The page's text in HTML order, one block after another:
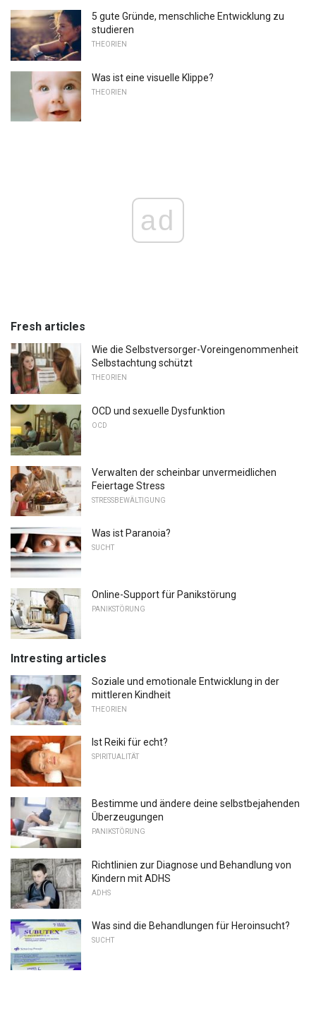
5 gute Gründe, menschliche Entwicklung zu
studieren
THEORIEN
Was ist eine visuelle Klippe?
THEORIEN
ad
Fresh articles
Wie die Selbstversorger-Voreingenommenheit
Selbstachtung schützt
THEORIEN
OCD und sexuelle Dysfunktion
OCD
Verwalten der scheinbar unvermeidlichen
Feiertage Stress
STRESSBEWÄLTIGUNG
Was ist Paranoia?
SUCHT
Online-Support für Panikstörung
PANIKSTÖRUNG
Intresting articles
Soziale und emotionale Entwicklung in der
mittleren Kindheit
THEORIEN
Ist Reiki für echt?
SPIRITUALITÄT
Bestimme und ändere deine selbstbejahenden
Überzeugungen
PANIKSTÖRUNG
Richtlinien zur Diagnose und Behandlung von
Kindern mit ADHS
ADHS
Was sind die Behandlungen für Heroinsucht?
SUCHT